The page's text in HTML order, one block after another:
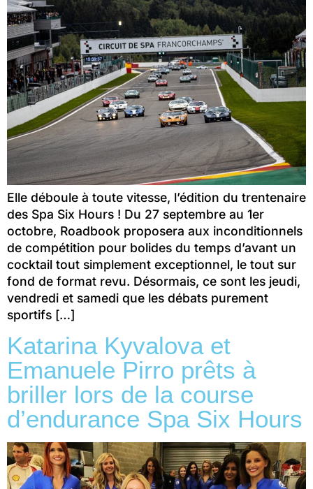
Elle déboule à toute vitesse, l’édition du trentenaire
des Spa Six Hours ! Du 27 septembre au 1er
octobre, Roadbook proposera aux inconditionnels
de compétition pour bolides du temps d’avant un
cocktail tout simplement exceptionnel, le tout sur
fond de format revu. Désormais, ce sont les jeudi,
vendredi et samedi que les débats purement
sportifs […]
Katarina Kyvalova et
Emanuele Pirro prêts à
briller lors de la course
d’endurance Spa Six Hours